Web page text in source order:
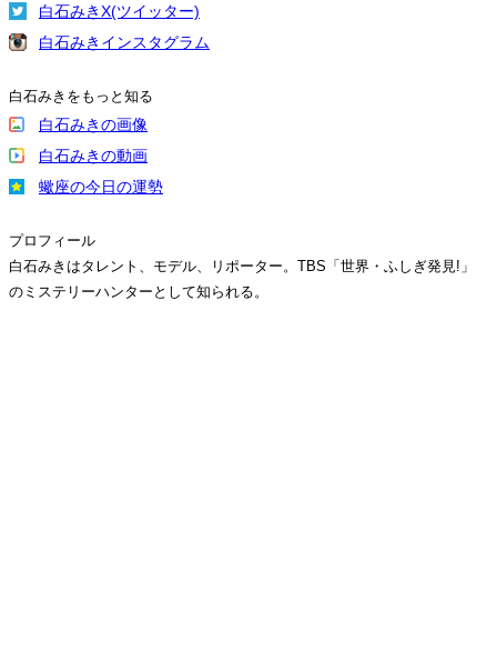
白石みきX(ツイッター)
白石みきインスタグラム
白石みきをもっと知る
白石みきの画像
白石みきの動画
蠍座の今日の運勢
プロフィール
白石みきはタレント、モデル、リポーター。TBS「世界・ふしぎ発見!」
のミステリーハンターとして知られる。